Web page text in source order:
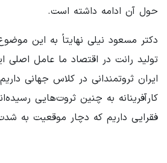
حول آن ادامه داشته است.
دکتر مسعود نیلی نهایتاً به این
تولید رانت در اقتصاد ما عامل
ایران ثروتمندانی در کلاس جهانی
کارآفرینانه به چنین ثروت‌هایی
فقرایی داریم که دچار موقعیت به